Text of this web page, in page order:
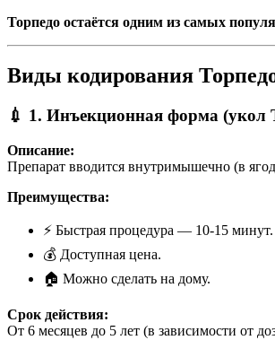
Торпедо остаётся одним из самых
Виды кодирования
💉 1. Инъекционная форма (укол
Описание:
Препарат вводится внутримышечно (в
Преимущества:
⚡ Быстрая процедура — 10-15 минут.
💰 Доступная цена.
🏠 Можно сделать на дому.
Срок действия:
От 6 месяцев до 5 лет (в зависимости от